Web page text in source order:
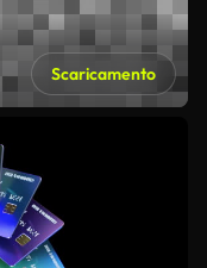
Scaricamento